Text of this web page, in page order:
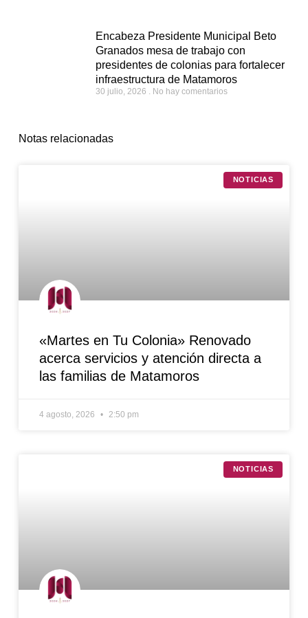
Encabeza Presidente Municipal Beto
Granados mesa de trabajo con
presidentes de colonias para fortalecer
infraestructura de Matamoros
30 julio, 2026 No hay comentarios
Notas relacionadas
NOTICIAS
«Martes en Tu Colonia» Renovado
acerca servicios y atención directa a
las familias de Matamoros
4 agosto, 2026 2:50 pm
NOTICIAS